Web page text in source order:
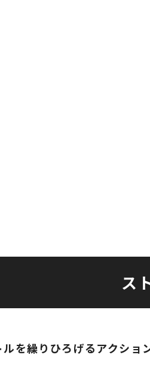
ス
を繰りひろげるアクショ